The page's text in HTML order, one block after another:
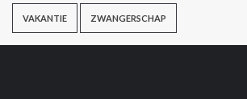
VAKANTIE ZWANGERSCHAP